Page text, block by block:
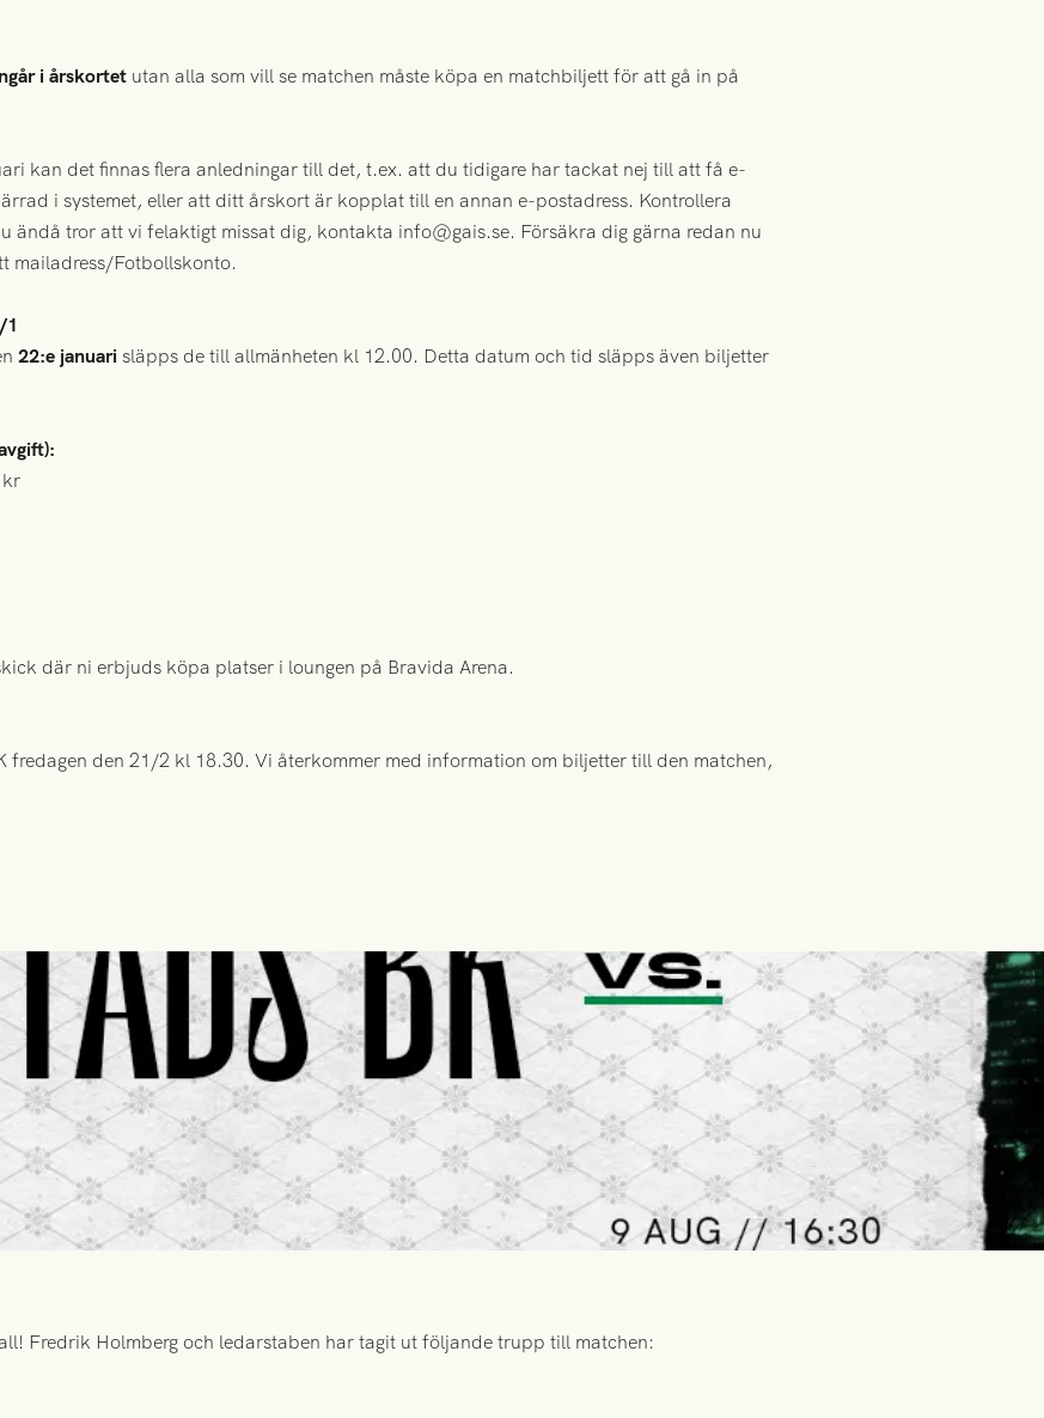
i årskortet utan alla som vill se matchen måste köpa en matchbiljett för att gå in på
kan det finnas flera anledningar till det, t.ex. att du tidigare har tackat nej till att få e-
i systemet, eller att ditt årskort är kopplat till en annan e-postadress. Kontrollera
ändå tror att vi felaktigt missat dig, kontakta info@gais.se. Försäkra dig gärna redan nu
mailadress/Fotbollskonto.
1
22:e januari släpps de till allmänheten kl 12.00. Detta datum och tid släpps även biljetter
kr
där ni erbjuds köpa platser i loungen på Bravida Arena.
fredagen den 21/2 kl 18.30. Vi återkommer med information om biljetter till den matchen,
Fredrik Holmberg och ledarstaben har tagit ut följande trupp till matchen: